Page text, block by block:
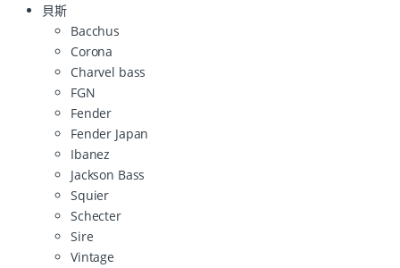
貝斯
Bacchus
Corona
Charvel bass
FGN
Fender
Fender Japan
Ibanez
Jackson Bass
Squier
Schecter
Sire
Vintage